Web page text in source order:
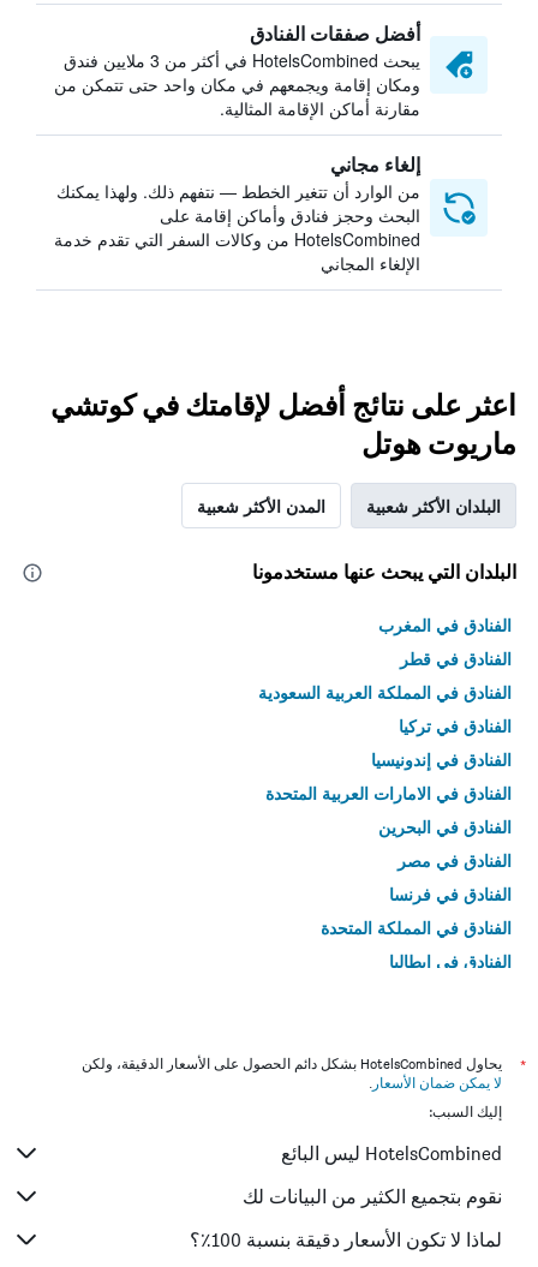
أفضل صفقات الفنادق
يبحث HotelsCombined في أكثر من 3 ملايين فندق
ومكان إقامة ويجمعهم في مكان واحد حتى تتمكن من
مقارنة أماكن الإقامة المثالية.
إلغاء مجاني
من الوارد أن تتغير الخطط — نتفهم ذلك. ولهذا يمكنك
البحث وحجز فنادق وأماكن إقامة على
HotelsCombined من وكالات السفر التي تقدم خدمة
الإلغاء المجاني
اعثر على نتائج أفضل لإقامتك في كوتشي
ماريوت هوتل
البلدان الأكثر شعبية المدن الأكثر شعبية
البلدان التي يبحث عنها مستخدمونا
الفنادق في المغرب
الفنادق في قطر
الفنادق في المملكة العربية السعودية
الفنادق في تركيا
الفنادق في إندونيسيا
الفنادق في الامارات العربية المتحدة
الفنادق في البحرين
الفنادق في مصر
الفنادق في فرنسا
الفنادق في المملكة المتحدة
الفنادق في إيطاليا
*
يحاول HotelsCombined بشكل دائم الحصول على الأسعار الدقيقة، ولكن
لا يمكن ضمان الأسعار .
إليك السبب:
HotelsCombined ليس البائع
نقوم بتجميع الكثير من البيانات لك
لماذا لا تكون الأسعار دقيقة بنسبة 100٪؟